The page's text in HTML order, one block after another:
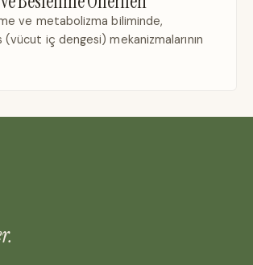
ve metabolizma biliminde,
iç dengesi) mekanizmalarının